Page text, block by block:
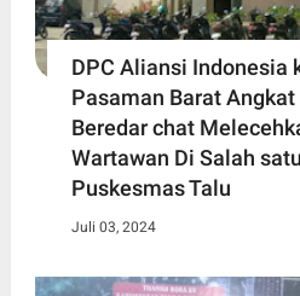
DPC Aliansi Indonesia
Pasaman Barat
Beredar chat
Wartawan Di Salah
Puskesmas Talu
Juli 03, 2024